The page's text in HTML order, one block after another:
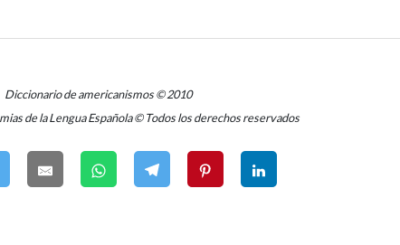
Diccionario de americanismos © 2010
de la Lengua Española © Todos los derechos reservados